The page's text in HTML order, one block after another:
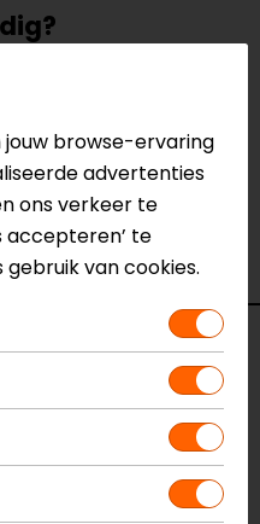
of kom langs in één
In de winkels kun je
en staan onze
klaar met advies.
H
jouw browse-ervaring
advertenties
ons verkeer te
accepteren’ te
van cookies.